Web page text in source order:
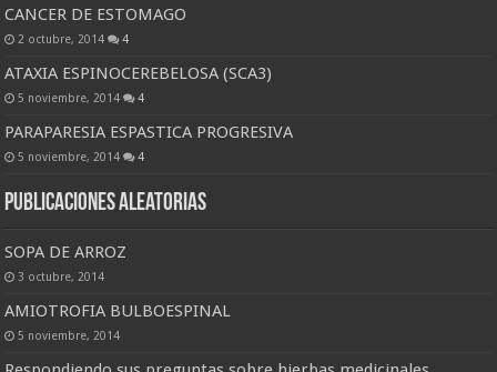
CANCER DE ESTOMAGO
2 octubre, 2014 4
ATAXIA ESPINOCEREBELOSA (SCA3)
5 noviembre, 2014 4
PARAPARESIA ESPASTICA PROGRESIVA
5 noviembre, 2014 4
Publicaciones Aleatorias
SOPA DE ARROZ
3 octubre, 2014
AMIOTROFIA BULBOESPINAL
5 noviembre, 2014